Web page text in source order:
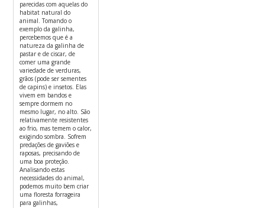
parecidas com aquelas do
habitat natural do
animal. Tomando o
exemplo da galinha,
percebemos que é a
natureza da galinha de
pastar e de ciscar, de
comer uma grande
variedade de verduras,
grãos (pode ser sementes
de capins) e insetos. Elas
vivem em bandos e
sempre dormem no
mesmo lugar, no alto. São
relativamente resistentes
ao frio, mas temem o calor,
exigindo sombra. Sofrem
predações de gaviões e
raposas, precisando de
uma boa proteção.
Analisando estas
necessidades do animal,
podemos muito bem criar
uma floresta forrageira
para galinhas,